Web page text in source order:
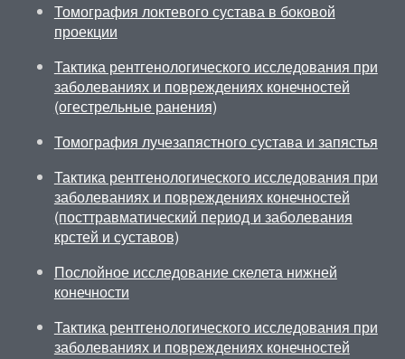
Томография локтевого сустава в боковой
проекции
Тактика рентгенологического исследования при
заболеваниях и повреждениях конечностей
(огестрельные ранения)
Томография лучезапястного сустава и запястья
Тактика рентгенологического исследования при
заболеваниях и повреждениях конечностей
(посттравматический период и заболевания
крстей и суставов)
Послойное исследование скелета нижней
конечности
Тактика рентгенологического исследования при
заболеваниях и повреждениях конечностей